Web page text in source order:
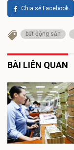
Chia sẻ Facebook
bất động sản
BÀI LIÊN QUAN